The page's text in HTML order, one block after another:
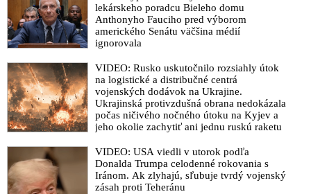
lekárskeho poradcu Bieleho domu
Anthonyho Fauciho pred výborom
amerického Senátu väčšina médií
ignorovala
VIDEO: Rusko uskutočnilo rozsiahly útok
na logistické a distribučné centrá
vojenských dodávok na Ukrajine.
Ukrajinská protivzdušná obrana nedokázala
počas ničivého nočného útoku na Kyjev a
jeho okolie zachytiť ani jednu ruskú raketu
VIDEO: USA viedli v utorok podľa
Donalda Trumpa celodenné rokovania s
Iránom. Ak zlyhajú, sľubuje tvrdý vojenský
zásah proti Teheránu